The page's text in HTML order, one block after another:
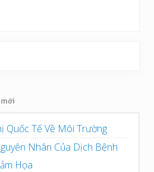
Quốc Tế Về Môi Trường
Nhân Của Dịch Bệnh
Họa